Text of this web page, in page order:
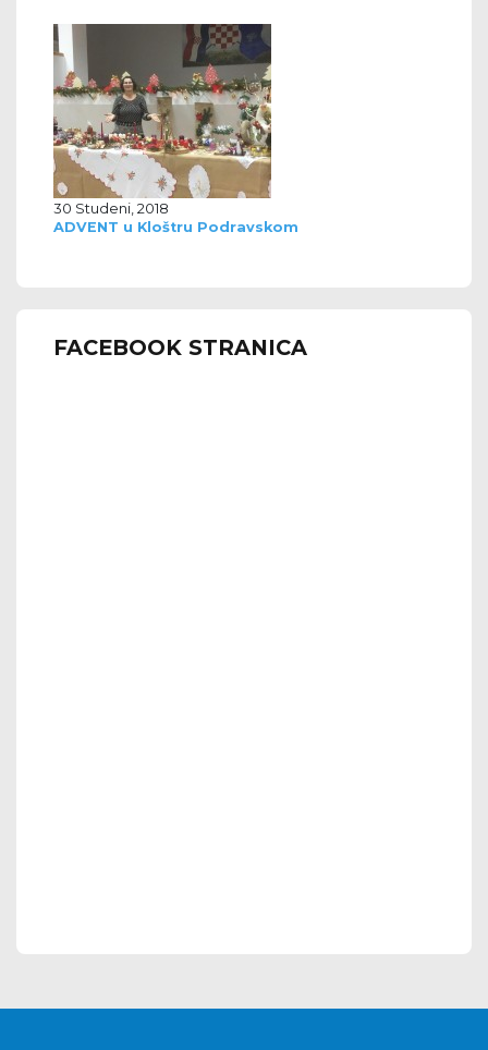
30 Studeni, 2018
ADVENT u Kloštru Podravskom
FACEBOOK STRANICA